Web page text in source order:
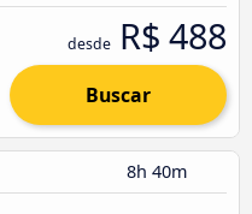
desde R$ 488
Buscar
8h 40m